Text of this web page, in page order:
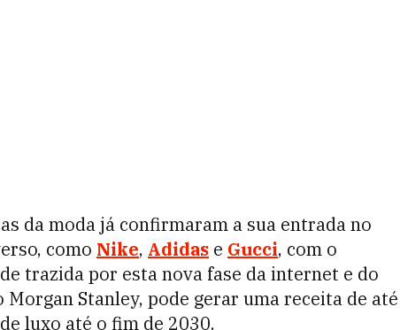
da moda já confirmaram a sua entrada no
como Nike, Adidas e Gucci, com o
trazida por esta nova fase da internet e do
Morgan Stanley, pode gerar uma receita de até
luxo até o fim de 2030.